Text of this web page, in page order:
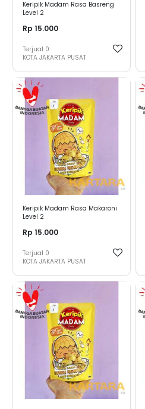
Keripik Madam Rasa Basreng
Level 2
Rp 15.000
Terjual 0
KOTA JAKARTA PUSAT
Keripik Madam Rasa Makaroni
Level 2
Rp 15.000
Terjual 0
KOTA JAKARTA PUSAT